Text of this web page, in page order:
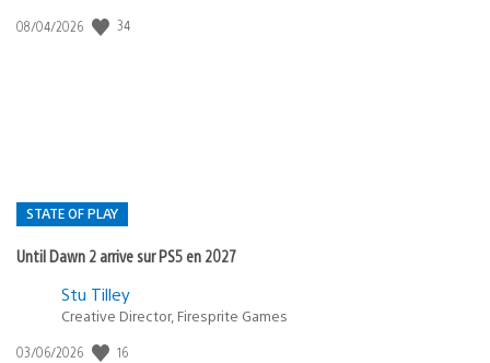
Date
08/04/2026 34
STATE OF PLAY
Until Dawn 2 arrive sur PS5 en 2027
Postée
:
Stu Tilley
Creative Director, Firesprite Games
Date
03/06/2026 16